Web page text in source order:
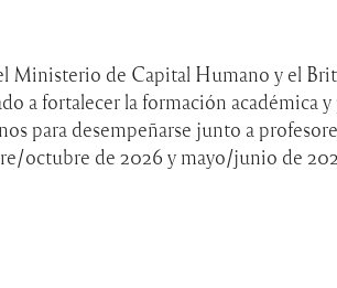
Ministerio de Capital Humano y el
a fortalecer la formación académica
para desempeñarse junto a
octubre de 2026 y mayo/junio de